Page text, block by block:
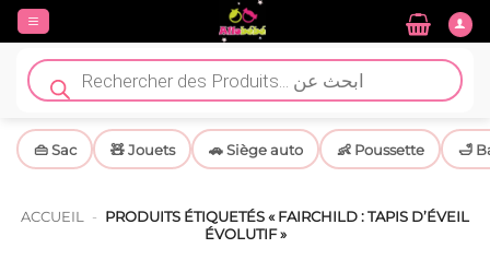
Passer
contenu
Recherche
de
produits
👜 Sac 🧸 Jouets 🚗 Siège auto 👶 Poussette 🛁
ACCUEIL - PRODUITS ÉTIQUETÉS « FAIRCHILD : TAPIS D’ÉVEIL
ÉVOLUTIF »